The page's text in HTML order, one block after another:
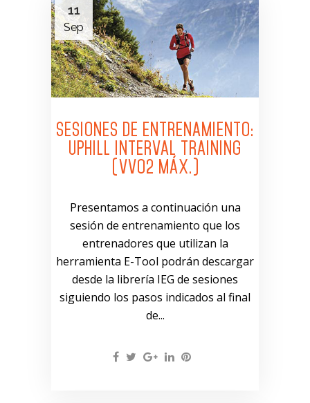
11
Sep
SESIONES DE ENTRENAMIENTO:
UPHILL INTERVAL TRAINING
(VVO2 MÁX.)
Presentamos a continuación una
sesión de entrenamiento que los
entrenadores que utilizan la
herramienta E-Tool podrán descargar
desde la librería IEG de sesiones
siguiendo los pasos indicados al final
de...